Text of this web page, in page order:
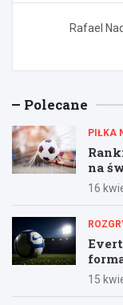
Rafael
Polecane
PIŁKA
na
16
15